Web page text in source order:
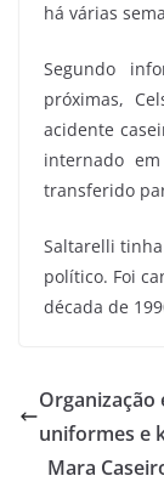
há várias
Segundo
próximas,
acidente
internado
transferido
Saltarelli
político. Foi
década de
Organização
uniformes e
Mara